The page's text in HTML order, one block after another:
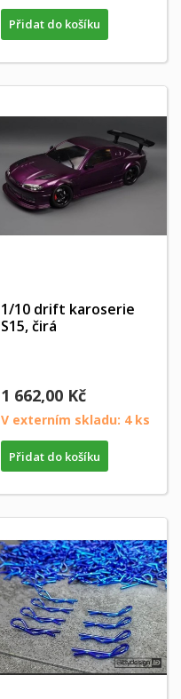
Přidat do košíku
1/10 drift karoserie
S15, čirá
1 662,00 Kč
V externím skladu: 4 ks
Přidat do košíku